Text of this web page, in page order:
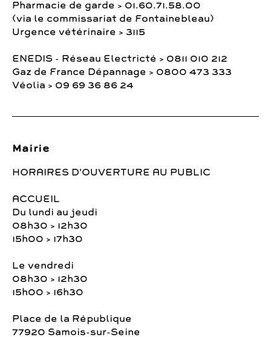
Pharmacie de garde > 01.60.71.58.00
(via le commissariat de Fontainebleau)
Urgence vétérinaire > 3115
ENEDIS - Réseau Electricté > 0811 010 212
Gaz de France Dépannage > 0800 473 333
Véolia > 09 69 36 86 24
Mairie
HORAIRES D'OUVERTURE AU PUBLIC
ACCUEIL
Du lundi au jeudi
08h30 > 12h30
15h00 > 17h30
Le vendredi
08h30 > 12h30
15h00 > 16h30
Place de la République
77920 Samois-sur-Seine